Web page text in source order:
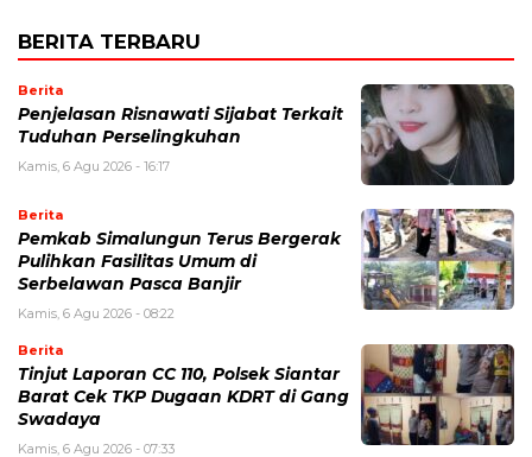
BERITA TERBARU
Berita
Penjelasan Risnawati Sijabat Terkait
Tuduhan Perselingkuhan
Kamis, 6 Agu 2026 - 16:17
Berita
Pemkab Simalungun Terus Bergerak
Pulihkan Fasilitas Umum di
Serbelawan Pasca Banjir
Kamis, 6 Agu 2026 - 08:22
Berita
Tinjut Laporan CC 110, Polsek Siantar
Barat Cek TKP Dugaan KDRT di Gang
Swadaya
Kamis, 6 Agu 2026 - 07:33